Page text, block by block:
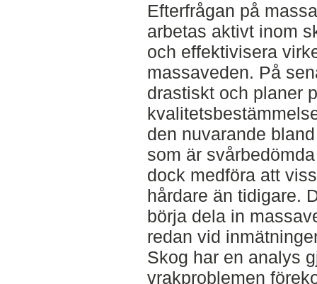
Efterfrågan på
arbetas aktivt inom
och effektivisera
massaveden. På
drastiskt och planer
den nuvarande
som är
dock medföra att
hårdare än tidigare.
börja dela in
redan vid
Skog har en analys
vrakproblemen